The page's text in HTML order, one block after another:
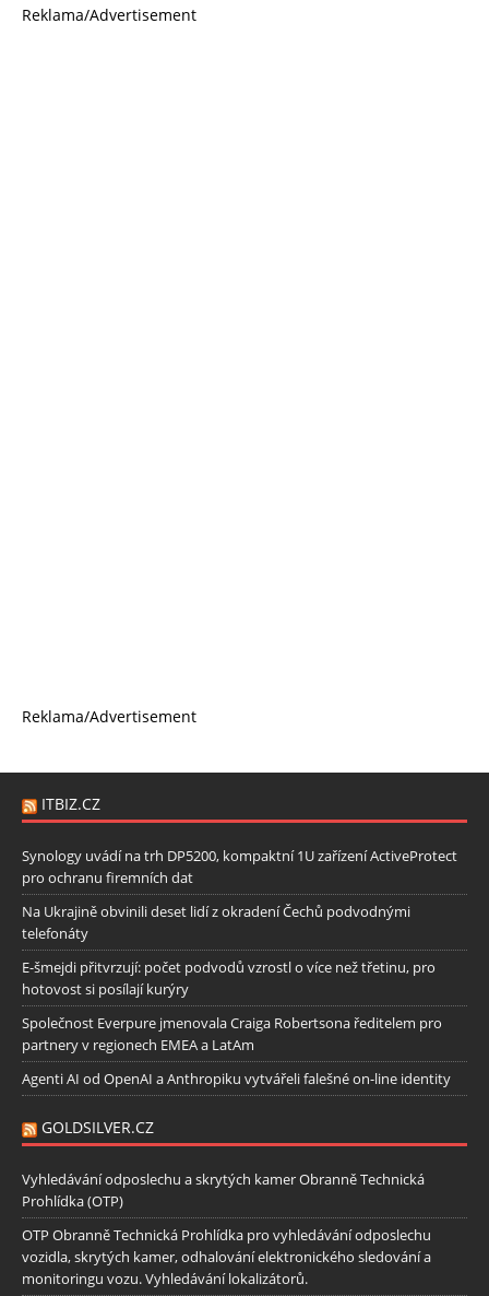
Reklama/Advertisement
Reklama/Advertisement
ITBIZ.CZ
Synology uvádí na trh DP5200, kompaktní 1U zařízení ActiveProtect
pro ochranu firemních dat
Na Ukrajině obvinili deset lidí z okradení Čechů podvodnými
telefonáty
E-šmejdi přitvrzují: počet podvodů vzrostl o více než třetinu, pro
hotovost si posílají kurýry
Společnost Everpure jmenovala Craiga Robertsona ředitelem pro
partnery v regionech EMEA a LatAm
Agenti AI od OpenAI a Anthropiku vytvářeli falešné on-line identity
GOLDSILVER.CZ
Vyhledávání odposlechu a skrytých kamer Obranně Technická
Prohlídka (OTP)
OTP Obranně Technická Prohlídka pro vyhledávání odposlechu
vozidla, skrytých kamer, odhalování elektronického sledování a
monitoringu vozu. Vyhledávání lokalizátorů.